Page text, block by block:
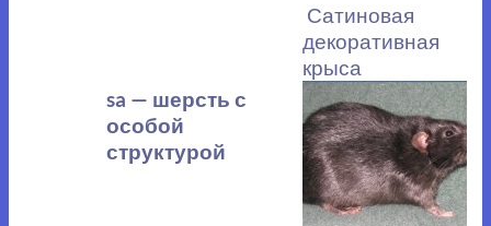
sa — шерсть с
особой
структурой
Сатиновая
декоративная
крыса